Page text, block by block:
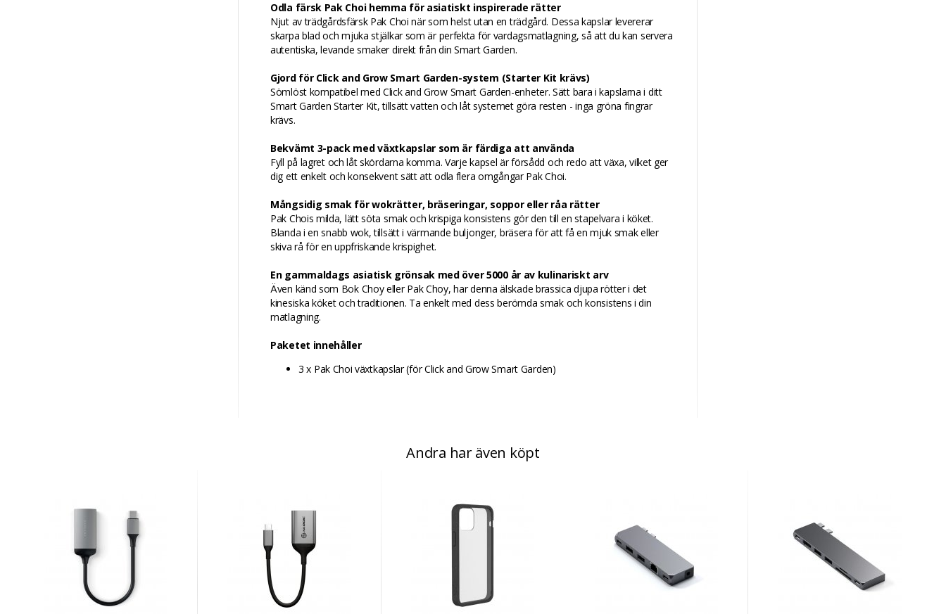
Odla färsk Pak Choi hemma för asiatiskt inspirerade rätter
Njut av trädgårdsfärsk Pak Choi när som helst utan en trädgård. Dessa kapslar levererar
skarpa blad och mjuka stjälkar som är perfekta för vardagsmatlagning, så att du kan servera
autentiska, levande smaker direkt från din Smart Garden.
Gjord för Click and Grow Smart Garden-system (Starter Kit krävs)
Sömlöst kompatibel med Click and Grow Smart Garden-enheter. Sätt bara i kapslarna i ditt
Smart Garden Starter Kit, tillsätt vatten och låt systemet göra resten - inga gröna fingrar
krävs.
Bekvämt 3-pack med växtkapslar som är färdiga att använda
Fyll på lagret och låt skördarna komma. Varje kapsel är försådd och redo att växa, vilket ger
dig ett enkelt och konsekvent sätt att odla flera omgångar Pak Choi.
Mångsidig smak för wokrätter, bräseringar, soppor eller råa rätter
Pak Chois milda, lätt söta smak och krispiga konsistens gör den till en stapelvara i köket.
Blanda i en snabb wok, tillsätt i värmande buljonger, bräsera för att få en mjuk smak eller
skiva rå för en uppfriskande krispighet.
En gammaldags asiatisk grönsak med över 5000 år av kulinariskt arv
Även känd som Bok Choy eller Pak Choy, har denna älskade brassica djupa rötter i det
kinesiska köket och traditionen. Ta enkelt med dess berömda smak och konsistens i din
matlagning.
Paketet innehåller
3 x Pak Choi växtkapslar (för Click and Grow Smart Garden)
Andra har även köpt